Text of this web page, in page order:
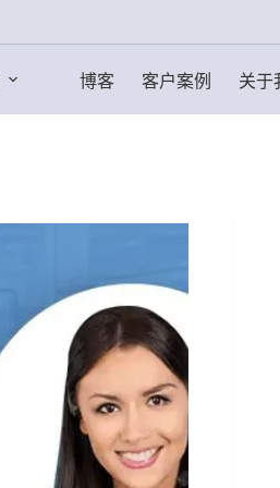
博客 客户案例 关于